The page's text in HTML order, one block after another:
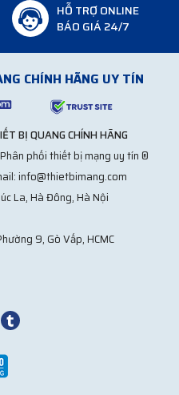
HỖ TRỢ ONLINE
BÁO GIÁ 24/7
CHÍNH HÃNG UY TÍN
BỊ QUANG CHÍNH HÃNG
phối thiết bị mạng uy tín ®
info@thietbimang.com
La, Hà Đông, Hà Nội
9, Gò Vấp, HCMC